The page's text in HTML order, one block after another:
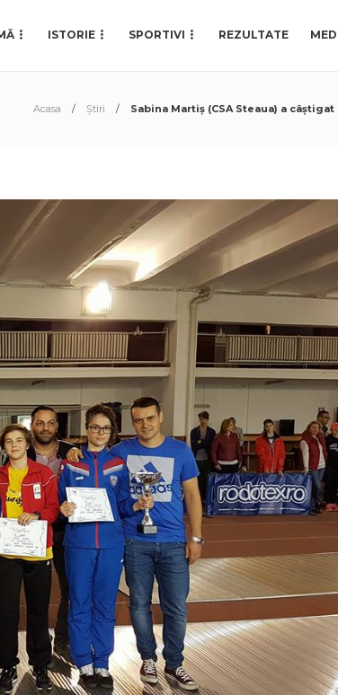
ISTORIE SPORTIVI REZULTATE
Acasa Știri Sabina Martiș (CSA Steaua) a